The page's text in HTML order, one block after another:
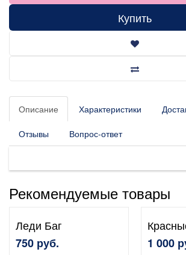
Купить
Описание Характеристики
Отзывы Вопрос-ответ
Рекомендуемые товары
Леди Баг
750 руб.
1 000